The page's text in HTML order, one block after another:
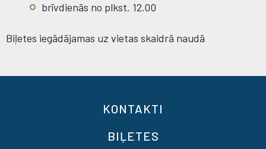
brīvdienās no plkst. 12.00
Biļetes iegādājamas uz vietas skaidrā naudā
KONTAKTI
BIĻETES